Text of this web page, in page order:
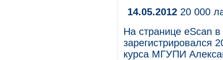
14.05.2012 20 000
На странице eScan
зарегистрировался
курса МГУПИ